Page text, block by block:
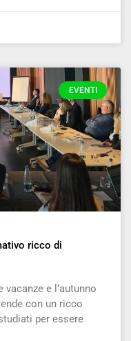
EVENTI
ricco di
e l’autunno
con un ricco
per essere